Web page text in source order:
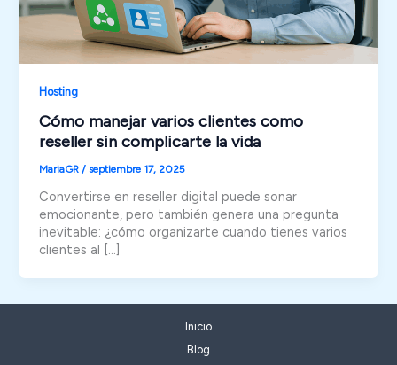
Hosting
Cómo manejar varios clientes como
reseller sin complicarte la vida
MariaGR/septiembre 17, 2025
Convertirse en reseller digital puede sonar
emocionante, pero también genera una pregunta
inevitable: ¿cómo organizarte cuando tienes varios
clientes al […]
Inicio
Blog